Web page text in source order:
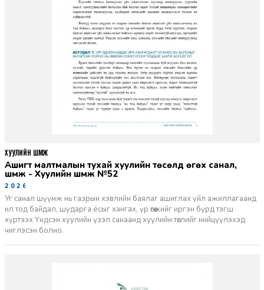
Ашигт малтмалын тухай хуулийн төсөлд өгөх санал,
шүүмж - Хуулийн шүүмж №52
2026-06-29
Уг санал шүүмж нь газрын хэвлийн баялаг ашиглах үйл ажиллагаанд
ил тод байдал, шударга ёсыг хангах, үр өгөөжийг иргэн бүрд тэгш
хүртээх Үндсэн хуулийн үзэл санаанд хуулийн төслийг нийцүүлэхэд
чиглэсэн болно.
ХУУЛИЙН ШҮҮМЖ